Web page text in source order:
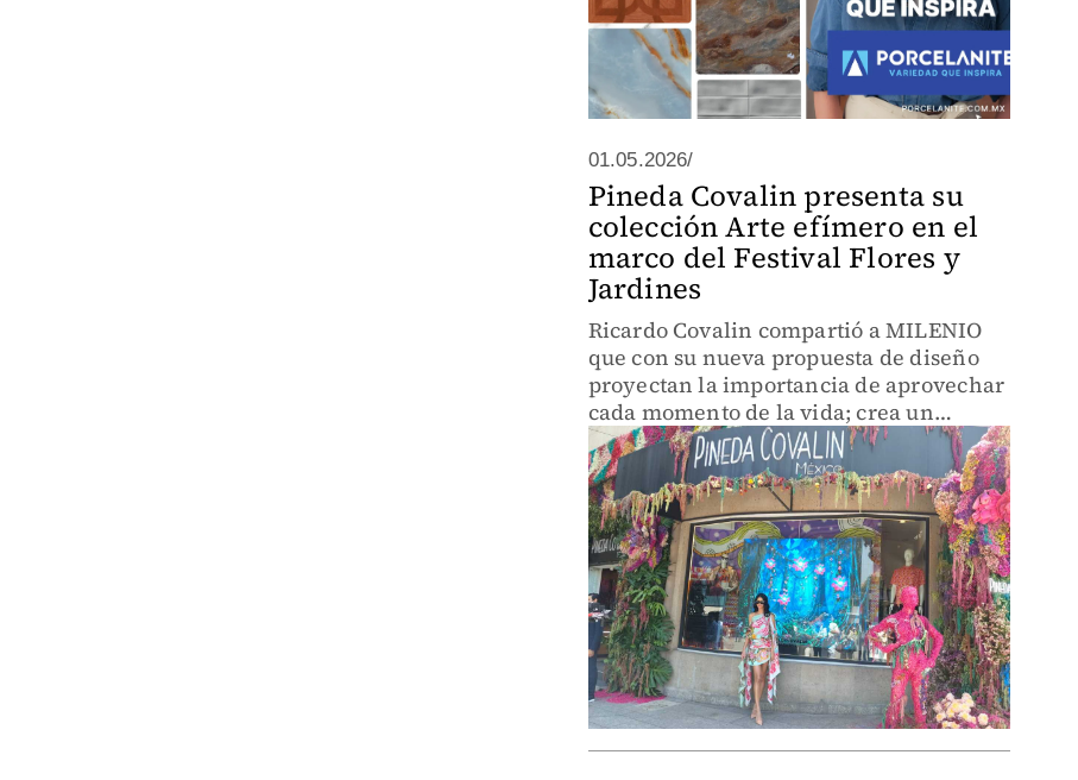
01.05.2026/
Pineda Covalin presenta su
colección Arte efímero en el
marco del Festival Flores y
Jardines
Ricardo Covalin compartió a MILENIO
que con su nueva propuesta de diseño
proyectan la importancia de aprovechar
cada momento de la vida; crea un
montaje con pasarela para ser parte de
la fiesta de las flores en Polanco